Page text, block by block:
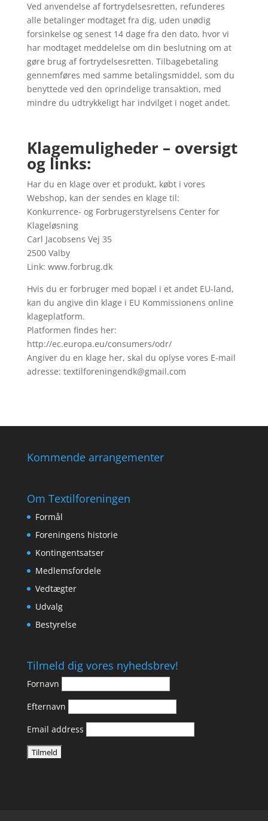
Ved anvendelse af fortrydelsesretten, refunderes
alle betalinger modtaget fra dig, uden unødig
forsinkelse og senest 14 dage fra den dato, hvor vi
har modtaget meddelelse om din beslutning om at
gøre brug af fortrydelsesretten. Tilbagebetaling
gennemføres med samme betalingsmiddel, som du
benyttede ved den oprindelige transaktion, med
mindre du udtrykkeligt har indvilget i noget andet.
Klagemuligheder – oversigt
og links:
Har du en klage over et produkt, købt i vores
Webshop, kan der sendes en klage til:
Konkurrence- og Forbrugerstyrelsens Center for
Klageløsning
Carl Jacobsens Vej 35
2500 Valby
Link: www.forbrug.dk
Hvis du er forbruger med bopæl i et andet EU-land,
kan du angive din klage i EU Kommissionens online
klageplatform.
Platformen findes her:
http://ec.europa.eu/consumers/odr/
Angiver du en klage her, skal du oplyse vores E-mail
adresse: textilforeningendk@gmail.com
Kommende arrangementer
Om Textilforeningen
Formål
Foreningens historie
Kontingentsatser
Medlemsfordele
Vedtægter
Udvalg
Bestyrelse
Tilmeld dig vores nyhedsbrev!
Fornavn
Efternavn
Email address